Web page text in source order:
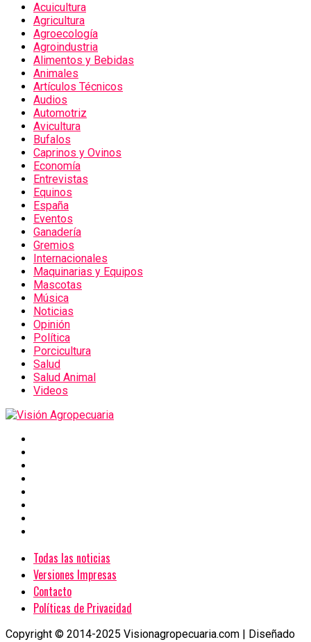
Acuicultura
Agricultura
Agroecología
Agroindustria
Alimentos y Bebidas
Animales
Artículos Técnicos
Audios
Automotriz
Avicultura
Bufalos
Caprinos y Ovinos
Economía
Entrevistas
Equinos
España
Eventos
Ganadería
Gremios
Internacionales
Maquinarias y Equipos
Mascotas
Música
Noticias
Opinión
Política
Porcicultura
Salud
Salud Animal
Videos
Todas las noticias
Versiones Impresas
Contacto
Políticas de Privacidad
Copyright © 2014-2025 Visionagropecuaria.com | Diseñado